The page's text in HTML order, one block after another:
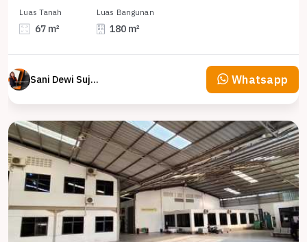
Luas Tanah
67 m²
Luas Bangunan
180 m²
Sani Dewi Sujono Whatsapp